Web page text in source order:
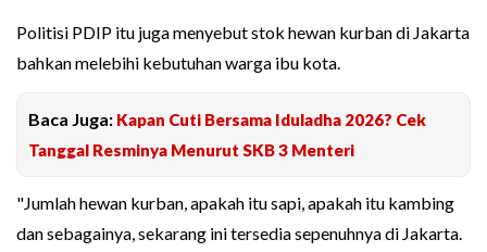
Politisi PDIP itu juga menyebut stok hewan kurban di Jakarta
bahkan melebihi kebutuhan warga ibu kota.
Baca Juga: Kapan Cuti Bersama Iduladha 2026? Cek
Tanggal Resminya Menurut SKB 3 Menteri
"Jumlah hewan kurban, apakah itu sapi, apakah itu kambing
dan sebagainya, sekarang ini tersedia sepenuhnya di Jakarta.